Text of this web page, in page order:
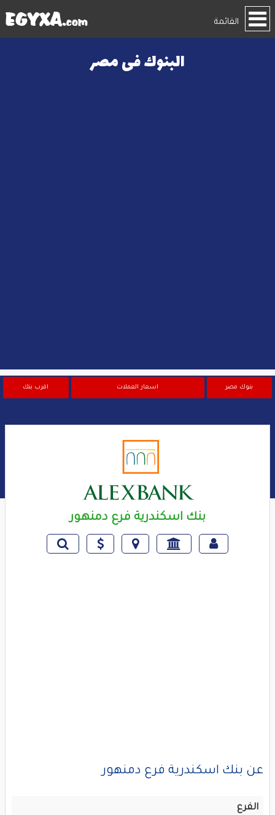
القائمة
البنوك فى مصر
بنوك مصر اسعار العملات اقرب بنك
بنك اسكندرية فرع دمنهور
عن بنك اسكندرية فرع دمنهور
الفرع